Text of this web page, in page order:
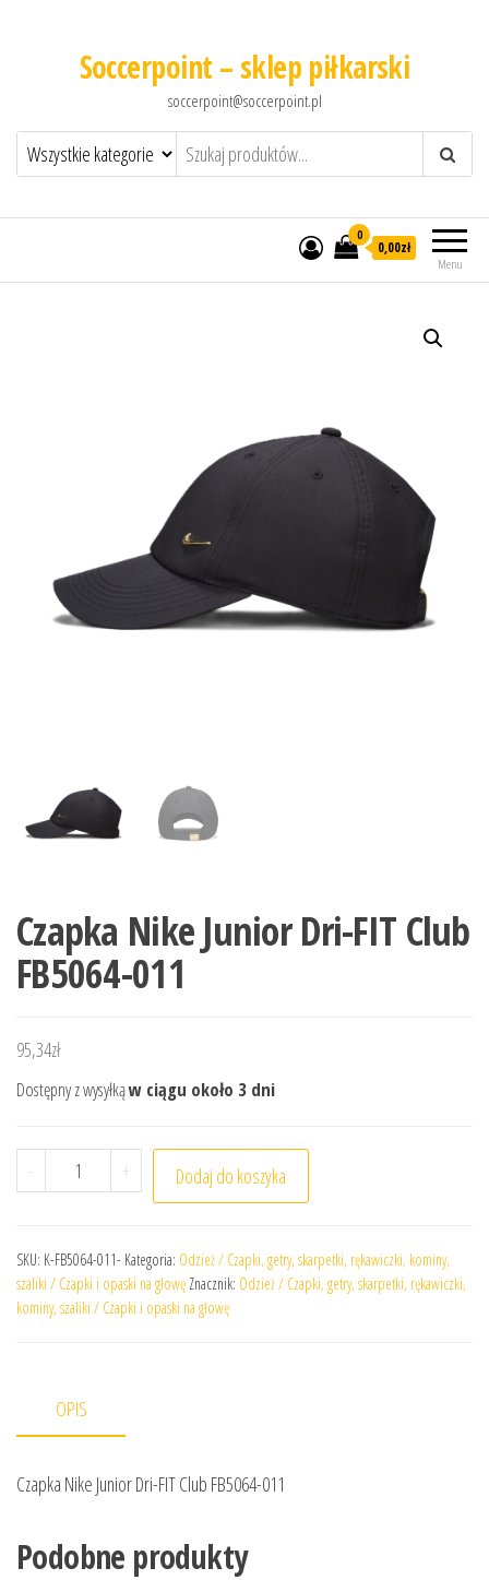
Soccerpoint – sklep piłkarski
soccerpoint@soccerpoint.pl
Menu
0
0,00zł
Czapka Nike Junior Dri-FIT Club
FB5064-011
95,34zł
Dostępny z wysyłkąw ciągu około 3 dni
- ilość Czapka Nike Junior Dri-FIT Club FB5064-011
+ Dodaj do koszyka
SKU: K-FB5064-011- Kategoria: Odzież / Czapki, getry, skarpetki, rękawiczki, kominy,
szaliki / Czapki i opaski na głowę Znacznik: Odzież / Czapki, getry, skarpetki, rękawiczki,
kominy, szaliki / Czapki i opaski na głowę
OPIS
Czapka Nike Junior Dri-FIT Club FB5064-011
Podobne produkty